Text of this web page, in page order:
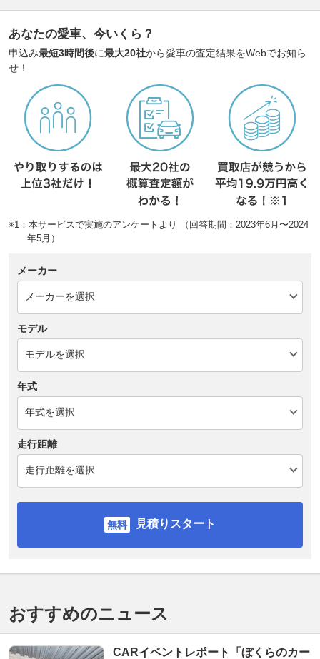
あなたの愛車、今いくら？
申込み最短3時間後に最大20社から愛車の査定結果をWebでお知ら
せ！
※1：本サービスで実施のアンケートより （回答期間：2023年6月〜2024
年5月）
メーカー
モデル
年式
走行距離
見積りスタート
おすすめのニュース
CARイベントレポート「ぼくらのカー